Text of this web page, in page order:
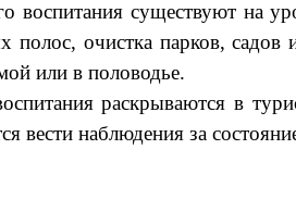
существуют на
полос, очистка парков,
или в половодье.
раскрываются в
вести наблюдения за